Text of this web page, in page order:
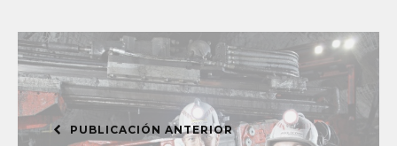
PUBLICACIÓN ANTERIOR